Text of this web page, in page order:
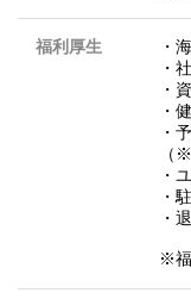
福利厚生
・
・
・
・
・
（
・
・
・
※福